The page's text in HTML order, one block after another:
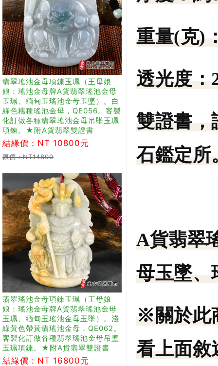
翡翠瑤池金母項鍊玉珮（王母娘
娘：瑤池金母牌A貨翡翠瑤池金母
玉珮、緬甸玉瑤池金母玉墜）。白
綠色糯種瑤池金母，QE056。客製
化訂做各種翡翠瑤池金母吊墜玉珮
項鍊。★附A貨翡翠雙證書
結緣價：NT 10800元
原價：NT14800
翡翠瑤池金母項鍊玉珮（王母娘
娘：瑤池金母牌A貨翡翠瑤池金母
玉珮、緬甸玉瑤池金母玉墜）。淺
綠黃色帶黃翡瑤池金母，QE062。
客製化訂做各種翡翠瑤池金母吊墜
玉珮項鍊。★附A貨翡翠雙證書
結緣價：NT 16800元
重量(克)
透光度：
雙證書，
石鑑定所
A貨翡翠
母玉墜、
※關於此
看上面敘